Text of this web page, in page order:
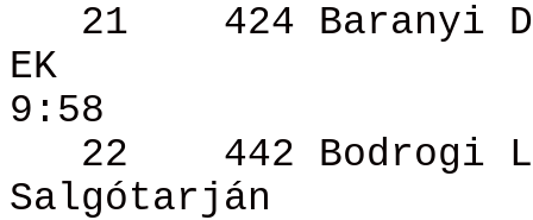
21
424 Baranyi
EK
9:58
22
442 Bodrogi
Salgótarján